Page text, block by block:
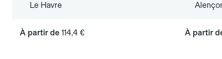
Le Havre
À partir de 114,4 € À partir